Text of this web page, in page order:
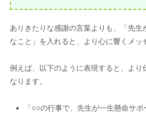
ありきたりな感謝の言葉よりも、「先生
なこと」を入れると、より心に響くメッ
例えば、以下のように表現すると、より
なります。
「○○の行事で、先生が一生懸命サ